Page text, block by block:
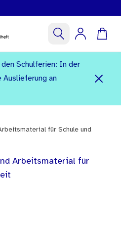
Schulferien: In der
Auslieferung an
für Schule und
Arbeitsmaterial für